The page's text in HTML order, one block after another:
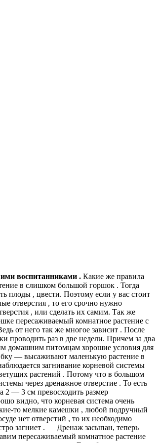
воспитанниками . Какие же правила
в слишком большой горшок . Тогда
плоды , цвести. Поэтому если у вас стоит
отверстия , то его срочно нужно
, или сделать их самим. Так же
пересаживаемый комнатное растение с
от него так же многое зависит . После
проводить раз в две недели. Причем за два
домашним питомцам хорошие условия для
— высаживают маленькую растение в
загнивание корневой системы
растений . Потому что в большом
через дренажное отверстие . То есть
2 — 3 см превосходить размер
видно, что корневая система очень
то мелкие камешки , любой подручный
нет отверстий , то их необходимо
загниет . Дренаж засыпан, теперь
пересаживаемый комнатное растение